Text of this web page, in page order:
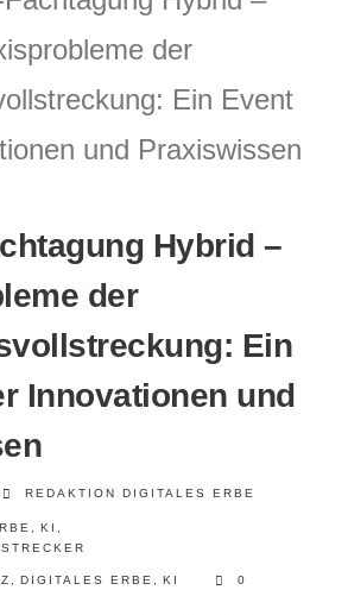
Hybrid –
der
Ein
Innovationen und
REDAKTION DIGITALES ERBE
KI
DIGITALES ERBE KI 0